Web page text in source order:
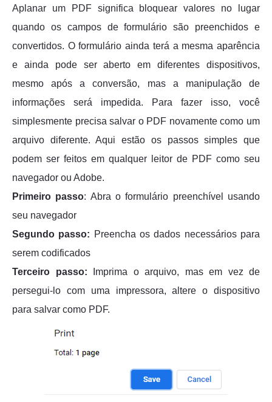
Aplanar um PDF significa bloquear valores no lugar
quando os campos de formulário são preenchidos e
convertidos. O formulário ainda terá a mesma aparência
e ainda pode ser aberto em diferentes dispositivos,
mesmo após a conversão, mas a manipulação de
informações será impedida. Para fazer isso, você
simplesmente precisa salvar o PDF novamente como um
arquivo diferente. Aqui estão os passos simples que
podem ser feitos em qualquer leitor de PDF como seu
navegador ou Adobe.
Primeiro passo: Abra o formulário preenchível usando
seu navegador
Segundo passo: Preencha os dados necessários para
serem codificados
Terceiro passo: Imprima o arquivo, mas em vez de
persegui-lo com uma impressora, altere o dispositivo
para salvar como PDF.